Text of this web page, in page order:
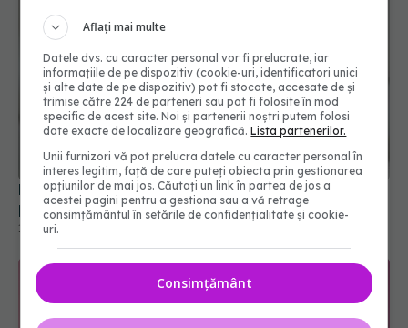
Menstruații dureroase? Acest remediu naturist
poate înlocui calmantele
11 mai 2025, 13:16
Aflați mai multe
Datele dvs. cu caracter personal vor fi prelucrate, iar
informațiile de pe dispozitiv (cookie-uri, identificatori unici
și alte date de pe dispozitiv) pot fi stocate, accesate de și
trimise către 224 de parteneri sau pot fi folosite în mod
specific de acest site. Noi și partenerii noștri putem folosi
date exacte de localizare geografică.Lista partenerilor.
Unii furnizori vă pot prelucra datele cu caracter personal în
interes legitim, față de care puteți obiecta prin gestionarea
opțiunilor de mai jos. Căutați un link în partea de jos a
acestei pagini pentru a gestiona sau a vă retrage
consimțământul în setările de confidențialitate și cookie-
uri.
Consimțământ